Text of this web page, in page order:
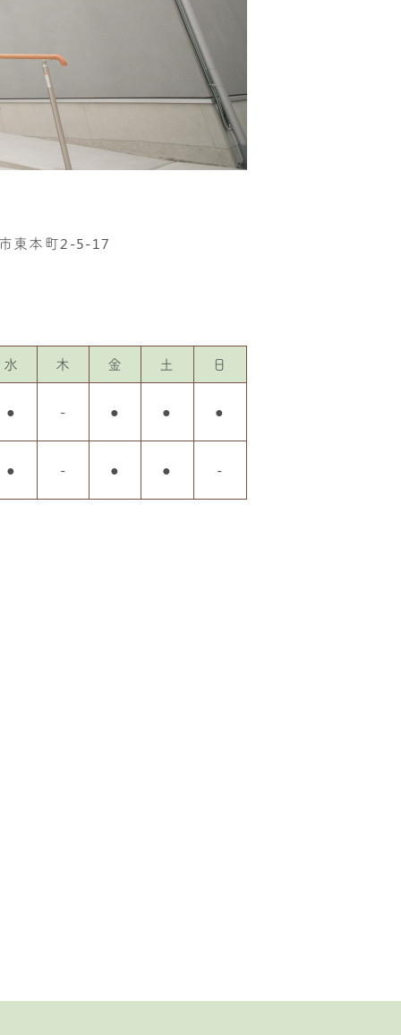
東本町2-5-17
水 木 金 土 日
● - ● ● ●
● - ● ● -